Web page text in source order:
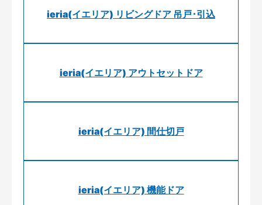
ieria(イエリア) リビングドア 吊戸･引込
ieria(イエリア) アウトセットドア
ieria(イエリア) 間仕切戸
ieria(イエリア) 機能ドア